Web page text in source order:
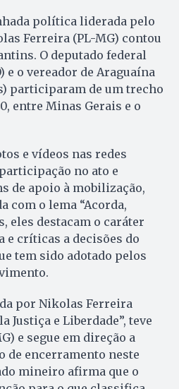
política liderada pelo
Ferreira (PL-MG) contou
O deputado federal
o vereador de Araguaína
participaram de um trecho
entre Minas Gerais e o
e vídeos nas redes
no ato e
de apoio à mobilização,
com o lema “Acorda,
eles destacam o caráter
e críticas a decisões do
tem sido adotado pelos
por Nikolas Ferreira
Justiça e Liberdade”, teve
e segue em direção a
de encerramento neste
mineiro afirma que o